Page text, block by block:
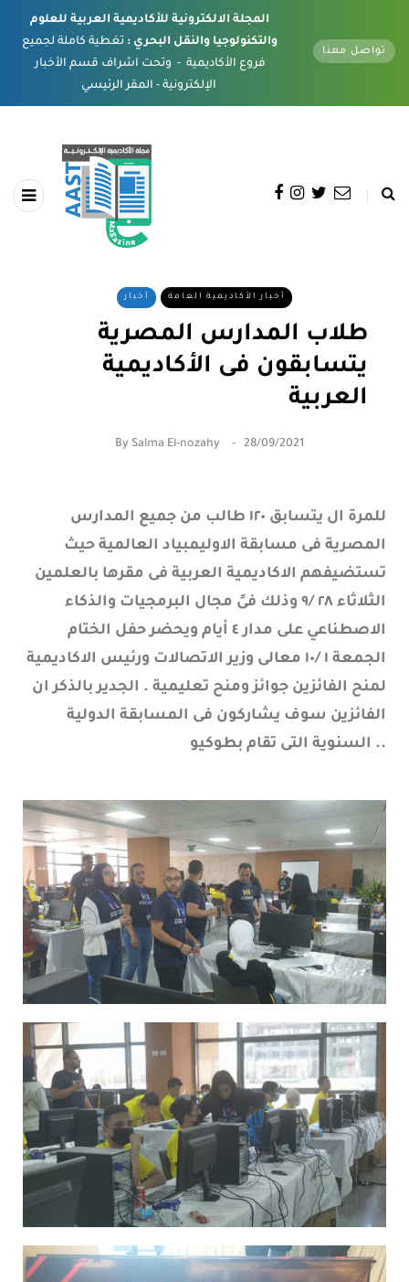
المجلة الالكترونية للأكاديمية العربية للعلوم
والتكنولوجيا والنقل البحري : تغطية كاملة لجميع
فروع الأكاديمية - وتحت اشراف قسم الأخبار
تواصل معنا
أخبار أخبار الأكاديمية العامة
طلاب المدارس المصرية
يتسابقون فى الأكاديمية
العربية
By Salma El-nozahy 28/09/2021
للمرة ال يتسابق ١٢٠ طالب من جميع المدارس
المصرية فى مسابقة الاوليمبياد العالمية حيث
تستضيفهم الاكاديمية العربية فى مقرها بالعلمين
الثلاثاء ٢٨ /٩ وذلك فىً مجال البرمجيات والذكاء
الاصطناعي على مدار ٤ أيام ويحضر حفل الختام
الجمعة ١ /١٠ معالى وزير الاتصالات ورئيس الاكاديمية
لمنح الفائزين جوائز ومنح تعليمية . الجدير بالذكر ان
الفائزين سوف يشاركون فى المسابقة الدولية
السنوية التى تقام بطوكيو ..